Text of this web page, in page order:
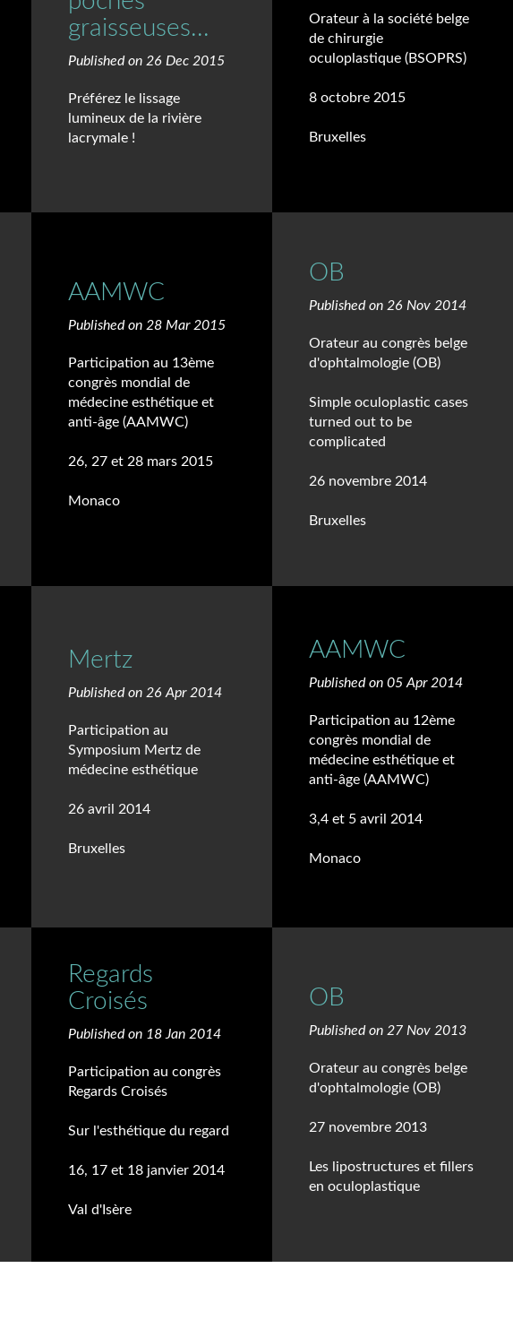
graisseuses...
Published on 26 Dec 2015
Préférez le lissage
lumineux de la rivière
lacrymale !
Orateur à la société belge
de chirurgie
oculoplastique (BSOPRS)
8 octobre 2015
Bruxelles
AAMWC
Published on 28 Mar 2015
Participation au 13ème
congrès mondial de
médecine esthétique et
anti-âge (AAMWC)
26, 27 et 28 mars 2015
Monaco
OB
Published on 26 Nov 2014
Orateur au congrès belge
d'ophtalmologie (OB)
Simple oculoplastic cases
turned out to be
complicated
26 novembre 2014
Bruxelles
Mertz
Published on 26 Apr 2014
Participation au
Symposium Mertz de
médecine esthétique
26 avril 2014
Bruxelles
AAMWC
Published on 05 Apr 2014
Participation au 12ème
congrès mondial de
médecine esthétique et
anti-âge (AAMWC)
3,4 et 5 avril 2014
Monaco
Regards
Croisés
Published on 18 Jan 2014
Participation au congrès
Regards Croisés
Sur l'esthétique du regard
16, 17 et 18 janvier 2014
Val d'Isère
OB
Published on 27 Nov 2013
Orateur au congrès belge
d'ophtalmologie (OB)
27 novembre 2013
Les lipostructures et fillers
en oculoplastique